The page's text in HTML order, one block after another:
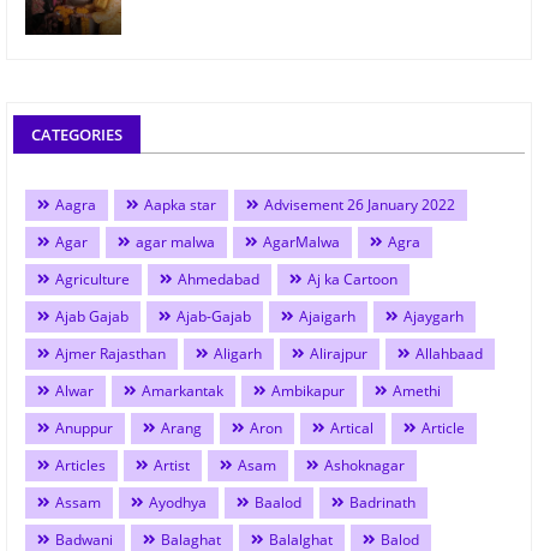
CATEGORIES
Aagra Aapka star
Advisement 26 January 2022
Agar
agar malwa AgarMalwa
Agra
Agriculture
Ahmedabad
Aj ka Cartoon
Ajab Gajab
Ajab-Gajab Ajaigarh
Ajaygarh
Ajmer Rajasthan
Aligarh Alirajpur
Allahbaad
Alwar
Amarkantak Ambikapur
Amethi
Anuppur
Arang Aron Artical
Article
Articles
Artist Asam
Ashoknagar
Assam
Ayodhya Baalod
Badrinath
Badwani
Balaghat Balalghat
Balod